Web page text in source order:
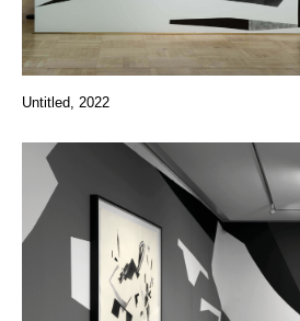
Untitled, 2022